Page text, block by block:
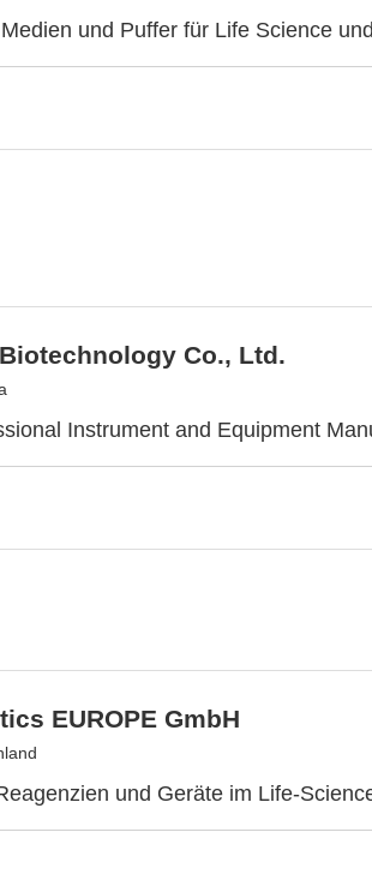
und Puffer für Life Science
Co., Ltd.
Instrument and Equipment
EUROPE GmbH
und Geräte im Life-